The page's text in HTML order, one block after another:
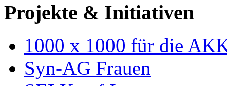
Projekte & Initiativen
1000 x 1000 für die
Syn-AG Frauen